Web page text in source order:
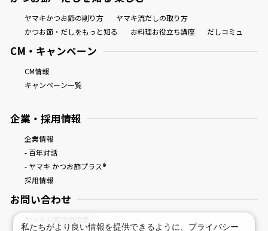
ヤマキかつお節の削り方
ヤマキ流だしの取り方
かつお節・だしをもっと知る
お料理お役立ち講座 だしコミュ
CM・キャンペーン
CM情報
キャンペーン一覧
企業・採用情報
企業情報
- 百年対話
- ヤマキ かつお節プラス®
採用情報
お問い合わせ
私たちがより良い情報を提供できるように、 プライバシー